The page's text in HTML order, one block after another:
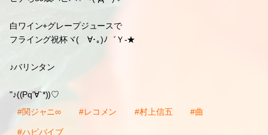
白ワイン+グレープジュースで
フライング祝杯ヾ(ゝ∀･｡)ﾉ゛Ｙ-★
♪バリンタン
"♪((Pq'∀`*))♡
#関ジャニ∞
#レコメン #村上信五 #曲
#ハピバイブ